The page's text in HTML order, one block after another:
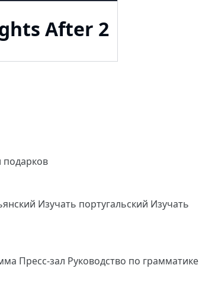
After 2
подарков
Изучать португальский Изучать
Пресс-зал Руководство по грамматике